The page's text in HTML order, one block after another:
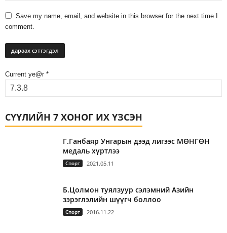
Save my name, email, and website in this browser for the next time I
comment.
Current ye@r *
СҮҮЛИЙН 7 ХОНОГ ИХ ҮЗСЭН
Г.Ганбаяр Унгарын дээд лигээс МӨНГӨН
медаль хүртлээ
Спорт 2021.05.11
Б.Цолмон туялзуур сэлэмний Азийн
зэрэглэлийн шүүгч боллоо
Спорт 2016.11.22